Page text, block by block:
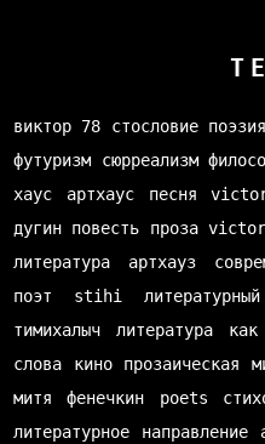
виктор 78 стословие поэзия
футуризм
сюрреализм
хаус
артхаус песня
дугин повесть проза
литература
артхауз
поэт
stihi
тимихалыч
литература
слова
кино прозаическая
митя фенечкин
poets
литературное направление